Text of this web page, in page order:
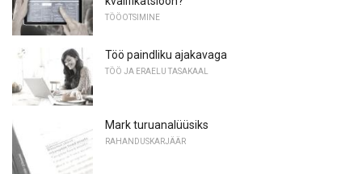
TÖÖOTSIMINE
Töö paindliku ajakavaga
TÖÖ JA ERAELU TASAKAAL
Mark turuanalüüsiks
RAHANDUSKARJÄÄR